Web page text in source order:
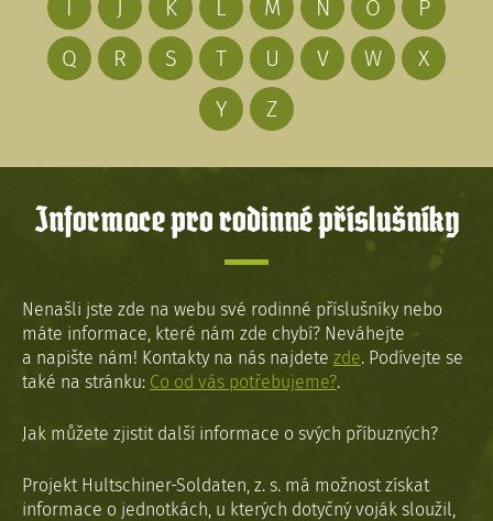
I
J K L M N O
P
Q
R S T U V W
X
Y
Z
Informace pro rodinné příslušníky
Nenašli jste zde na webu své rodinné příslušníky nebo
máte informace, které nám zde chybí? Neváhejte
a napište nám! Kontakty na nás najdete zde. Podívejte se
také na stránku: Co od vás potřebujeme?.
Jak můžete zjistit další informace o svých příbuzných?
Projekt Hultschiner-Soldaten, z. s. má možnost získat
informace o jednotkách, u kterých dotyčný voják sloužil,